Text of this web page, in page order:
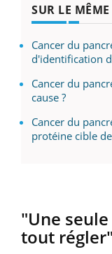
SUR LE
Cancer du
d'identification
Cancer du
cause ?
Cancer du
protéine cible
"Une
tout régler"